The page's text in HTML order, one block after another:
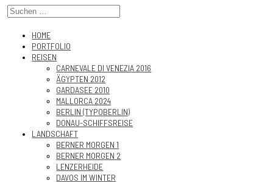
HOME
PORTFOLIO
REISEN
CARNEVALE DI VENEZIA 2016
ÄGYPTEN 2012
GARDASEE 2010
MALLORCA 2024
BERLIN (TYPOBERLIN)
DONAU-SCHIFFSREISE
LANDSCHAFT
BERNER MORGEN 1
BERNER MORGEN 2
LENZERHEIDE
DAVOS IM WINTER